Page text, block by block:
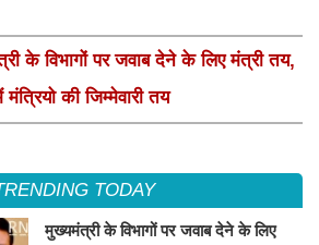
के विभागों पर जवाब देने के लिए मंत्री तय,
की जिम्मेवारी तय
TODAY
मुख्यमंत्री के विभागों पर जवाब देने के लिए